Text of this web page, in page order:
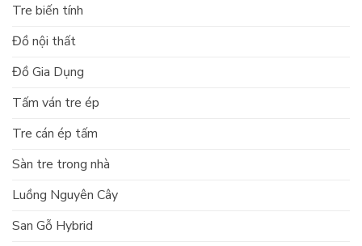
Tre biến tính
Đồ nội thất
Đồ Gia Dụng
Tấm ván tre ép
Tre cán ép tấm
Sàn tre trong nhà
Luồng Nguyên Cây
San Gỗ Hybrid